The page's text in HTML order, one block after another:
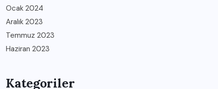
Ocak 2024
Aralık 2023
Temmuz 2023
Haziran 2023
Kategoriler